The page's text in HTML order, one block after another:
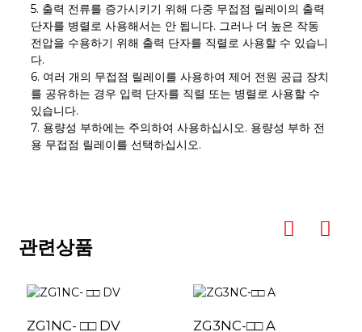
5. 출력 전류를 증가시키기 위해 다중 무접점 릴레이의 출력
단자를 병렬로 사용해서는 안 됩니다. 그러나 더 높은 작동
전압을 수용하기 위해 출력 단자를 직렬로 사용할 수 있습니
다.
6. 여러 개의 무접점 릴레이를 사용하여 제어 전원 공급 장치
를 공유하는 경우 입력 단자를 직렬 또는 병렬로 사용할 수
있습니다.
7. 용량성 부하에는 주의하여 사용하십시오. 용량성 부하 전
용 무접점 릴레이를 선택하십시오.
관련상품
ZG1NC- □□ DV ZG3NC-□□ A